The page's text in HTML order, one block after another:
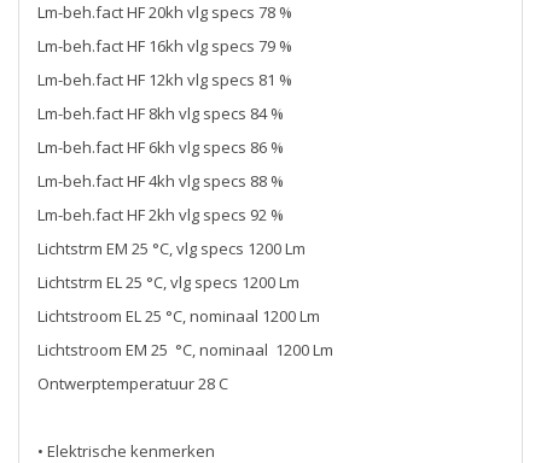
Lm-beh.fact HF 20kh vlg specs 78 %
Lm-beh.fact HF 16kh vlg specs 79 %
Lm-beh.fact HF 12kh vlg specs 81 %
Lm-beh.fact HF 8kh vlg specs 84 %
Lm-beh.fact HF 6kh vlg specs 86 %
Lm-beh.fact HF 4kh vlg specs 88 %
Lm-beh.fact HF 2kh vlg specs 92 %
Lichtstrm EM 25 °C, vlg specs 1200 Lm
Lichtstrm EL 25 °C, vlg specs 1200 Lm
Lichtstroom EL 25 °C, nominaal 1200 Lm
Lichtstroom EM 25 °C, nominaal 1200 Lm
Ontwerptemperatuur 28 C
• Elektrische kenmerken